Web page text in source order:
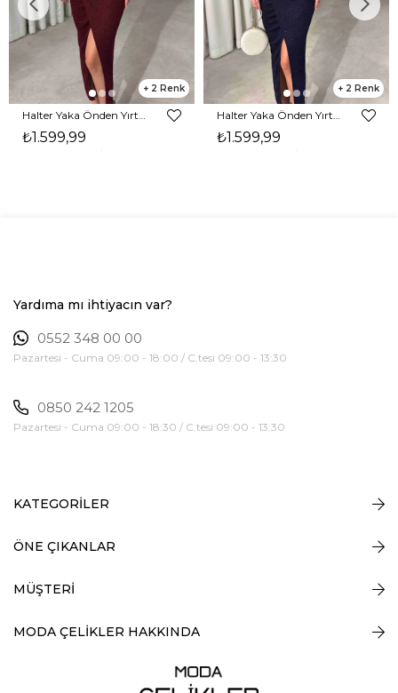
2
Halter Yaka Önden Yırtmaçlı Midi Boy Bordo Hasre Kadın Elbise 26Y502
₺1.599,99
2
Halter Yaka Önden Yırtmaçlı Midi Boy Lacivert Hasre Kadın Elbise 26Y502
₺1.599,99
Yardıma mı ihtiyacın var?
0552 348 00 00
Pazartesi - Cuma 09:00 - 18:00 / C.tesi 09:00 - 13:30
0850 242 1205
Pazartesi - Cuma 09:00 - 18:30 / C.tesi 09:00 - 13:30
KATEGORİLER
ÖNE ÇIKANLAR
MÜŞTERİ
MODA ÇELİKLER HAKKINDA